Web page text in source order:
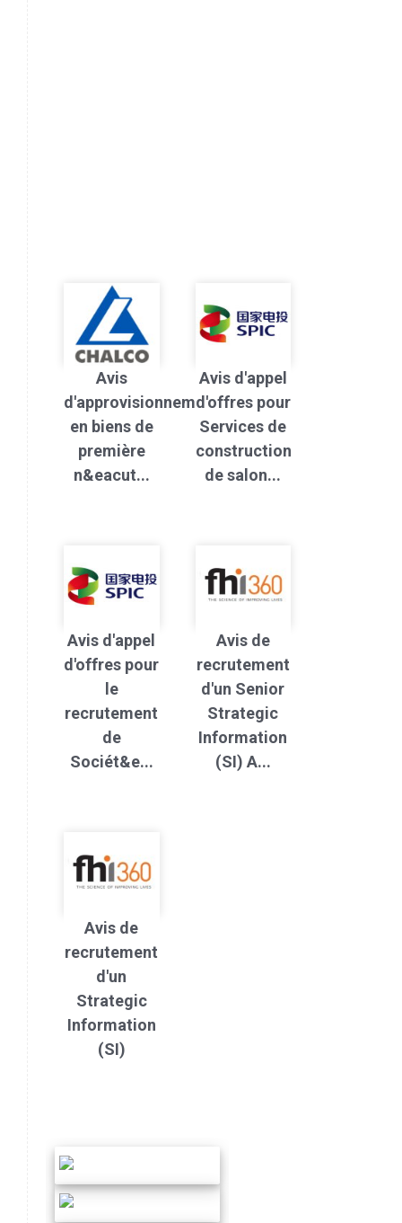
Avis
d'approvisionnement
en biens de
première
n&eacut...
Avis d'appel
d'offres pour
Services de
construction
de salon...
Avis d'appel
d'offres pour
le
recrutement
de
Sociét&e...
Avis de
recrutement
d'un Senior
Strategic
Information
(SI) A...
Avis de
recrutement
d'un
Strategic
Information
(SI)